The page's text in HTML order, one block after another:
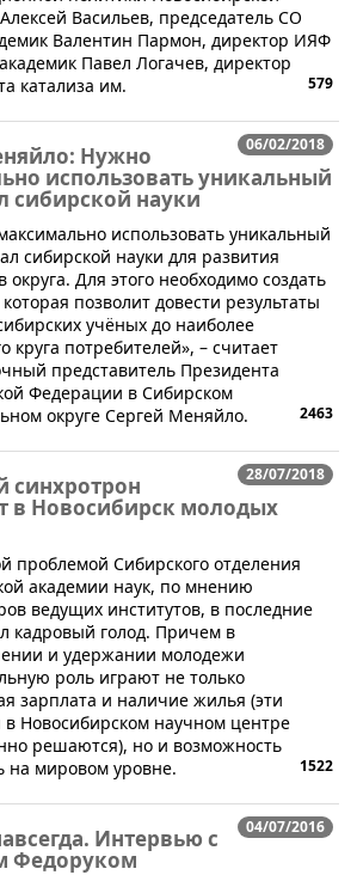
Васильев, председатель СО
Валентин Пармон, директор ИЯФ
Павел Логачев, директор
катализа им.
579
06/02/2018
Нужно
использовать уникальный
сибирской науки
использовать уникальный
сибирской науки для развития
округа. Для этого необходимо создать
позволит довести результаты
учёных до наиболее
круга потребителей», – считает
представитель Президента
Федерации в Сибирском
округе Сергей Меняйло.
2463
28/07/2018
синхротрон
в Новосибирск молодых
проблемой Сибирского отделения
академии наук, по мнению
ведущих институтов, в последние
кадровый голод. Причем в
и удержании молодежи
роль играют не только
зарплата и наличие жилья (эти
в Новосибирском научном центре
решаются), но и возможность
на мировом уровне.
1522
04/07/2016
Интервью с
Федоруком